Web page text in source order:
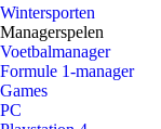
Wintersporten
Managerspelen
Voetbalmanager
Formule 1-manager
Games
PC